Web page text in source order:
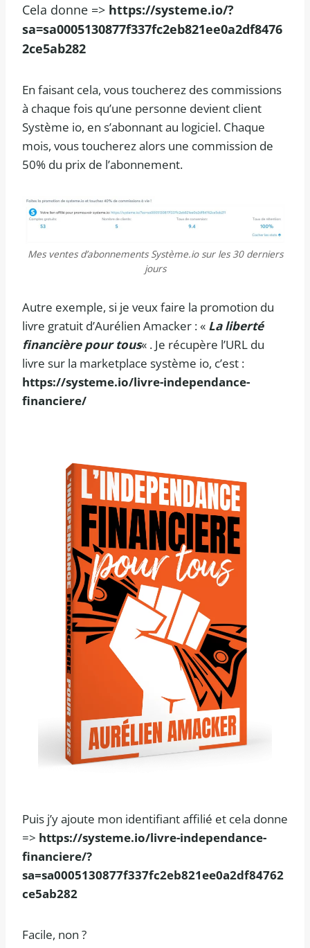
Cela donne => https://systeme.io/?
sa=sa0005130877f337fc2eb821ee0a2df8476
2ce5ab282
En faisant cela, vous toucherez des commissions
à chaque fois qu’une personne devient client
Système io, en s’abonnant au logiciel. Chaque
mois, vous toucherez alors une commission de
50% du prix de l’abonnement.
Mes ventes d’abonnements Système.io sur les 30 derniers
jours
Autre exemple, si je veux faire la promotion du
livre gratuit d’Aurélien Amacker : « La liberté
financière pour tous« . Je récupère l’URL du
livre sur la marketplace système io, c’est :
https://systeme.io/livre-independance-
financiere/
Puis j’y ajoute mon identifiant affilié et cela donne
=> https://systeme.io/livre-independance-
financiere/?
sa=sa0005130877f337fc2eb821ee0a2df84762
ce5ab282
Facile, non ?